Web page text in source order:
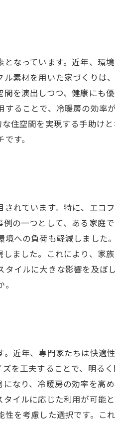
なっています。近年、環
素材を用いた家づくりは
を演出しつつ、健康にも
ることで、冷暖房の効率
住空間を実現する手助け
す。
れています。特に、エコ
の一つとして、ある家庭
への負荷も軽減しました
ました。これにより、家
イルに大きな影響を及ぼ
近年、専門家たちは快適
を工夫することで、明る
なり、冷暖房の効率を高
イルに応じた利用が可能
を考慮した選択です。こ